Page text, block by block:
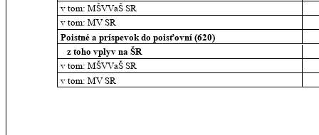
v tom: MŠVVaŠ SR
v tom: MV SR
Poistné a príspevok do poisťovní (620)
   z toho vplyv na ŠR
v tom: MŠVVaŠ SR
v tom: MV SR